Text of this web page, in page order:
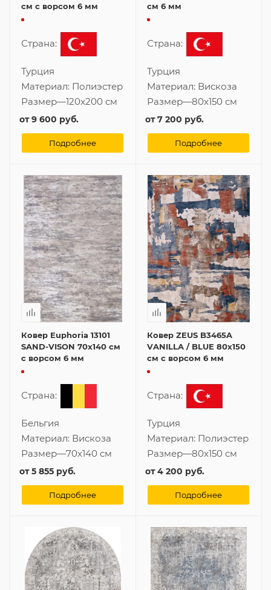
см с ворсом 6 мм
Страна:
Турция
Материал: Полиэстер
Размер—120x200 см
от9 600 руб.
Подробнее
см 6 мм
Страна:
Турция
Материал: Вискоза
Размер—80x150 см
от7 200 руб.
Подробнее
Ковер Euphoria 13101
SAND-VISON 70x140 см
с ворсом 6 мм
Страна:
Бельгия
Материал: Вискоза
Размер—70x140 см
от5 855 руб.
Подробнее
Ковер ZEUS B3465A
VANILLA / BLUE 80x150
см с ворсом 6 мм
Страна:
Турция
Материал: Полиэстер
Размер—80x150 см
от4 200 руб.
Подробнее